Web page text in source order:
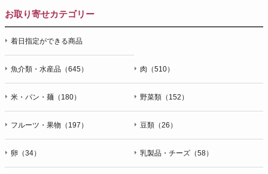
利用目的の通知・開示・内容の訂正・追加または削除・利用の
停止・消去および第三者への提供の停止（「開示等」といいま
す。）に応じます。開示等のお問合せは下記の連絡先までお願
い致します。
個人情報の提供は任意と致しますが、当社が依頼する情報の提
応等に支障をきたす可能性がございますのでご了承下さい。
h）弊社は、弊社のウェブサイトへのアクセス状況について、
お取り寄せカテゴリー
着日指定ができる商品
魚介類・水産品（645） 肉（510）
米・パン・麺（180） 野菜類（152）
フルーツ・果物（197） 豆類（26）
卵（34） 乳製品・チーズ（58）